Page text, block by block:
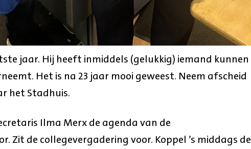
jaar. Hij heeft inmiddels (gelukkig) iemand kunnen
Het is na 23 jaar mooi geweest. Neem afscheid
het Stadhuis.
Ilma Merx de agenda van de
Zit de collegevergadering voor. Koppel ’s middags de